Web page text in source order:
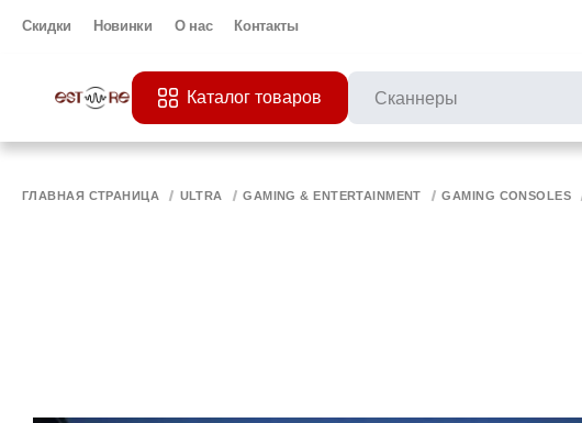
Скидки Новинки О нас Контакты
Каталог товаров
ГЛАВНАЯ СТРАНИЦА ULTRA GAMING & ENTERTAINMENT GAMING CONSOLES